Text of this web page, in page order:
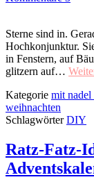
Sterne sind in.
Hochkonjunktur.
in Fenstern, auf
glitzern auf…
Kategorie mit nadel
weihnachten
SchlagwörterDIY
Ratz-Fatz-